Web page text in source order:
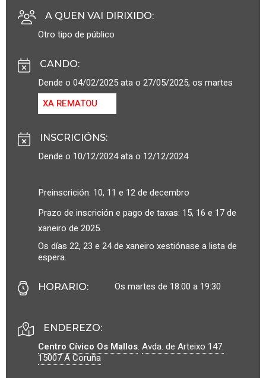
A QUEN VAI DIRIXIDO:
Otro tipo de público
CANDO:
Dende o 04/02/2025 ata o 27/05/2025, os martes
XA REMATOU
INSCRICIÓNS:
Dende o 10/12/2024 ata o 12/12/2024
Preinscrición: 10, 11 e 12 de decembro
Prazo de inscrición e pago de taxas: 15, 16 e 17 de
xaneiro de 2025.
Os días 22, 23 e 24 de xaneiro xestiónase a lista de
espera.
HORARIO: Os martes de 18:00 a 19:30
ENDEREZO:
Centro Cívico Os Mallos. Avda. de Arteixo 147.
15007A Coruña